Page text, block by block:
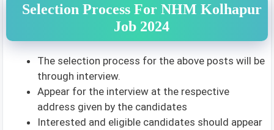
Selection Process For NHM Kolhapur
Job 2024
The selection process for the above posts will be
through interview.
Appear for the interview at the respective
address given by the candidates
Interested and eligible candidates should appear